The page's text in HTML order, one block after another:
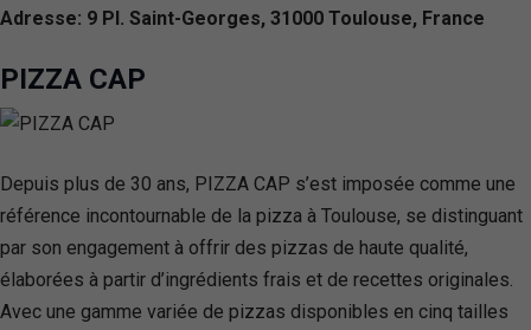
Adresse: 9 Pl. Saint-Georges, 31000 Toulouse, France
PIZZA CAP
Depuis plus de 30 ans, PIZZA CAP s’est imposée comme une
référence incontournable de la pizza à Toulouse, se distinguant
par son engagement à offrir des pizzas de haute qualité,
élaborées à partir d’ingrédients frais et de recettes originales.
Avec une gamme variée de pizzas disponibles en cinq tailles